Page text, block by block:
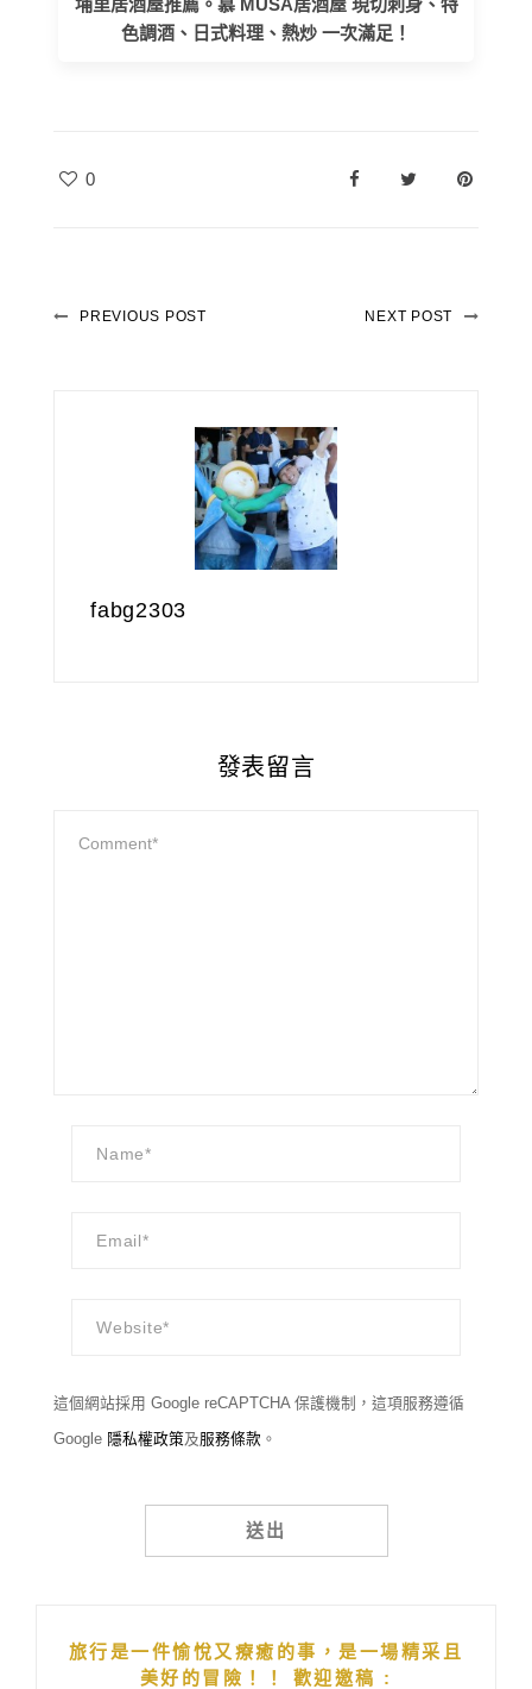
色調酒、日式料理、熱炒 一次滿足！
0
PREVIOUS POST NEXT POST
fabg2303
發表留言
這個網站採用 Google reCAPTCHA 保護機制，這項服務遵循
Google 隱私權政策及服務條款 。
旅行是一件愉悅又療癒的事，是一場精采且
美好的冒險！！ 歡迎邀稿 :